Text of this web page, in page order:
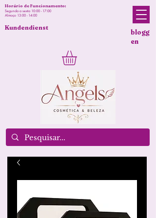
blogg
en
Horário de Funcionamento:
Segunda a sexta 10:00 - 17:00
Almoço 13:00 - 14:00
Kundendienst